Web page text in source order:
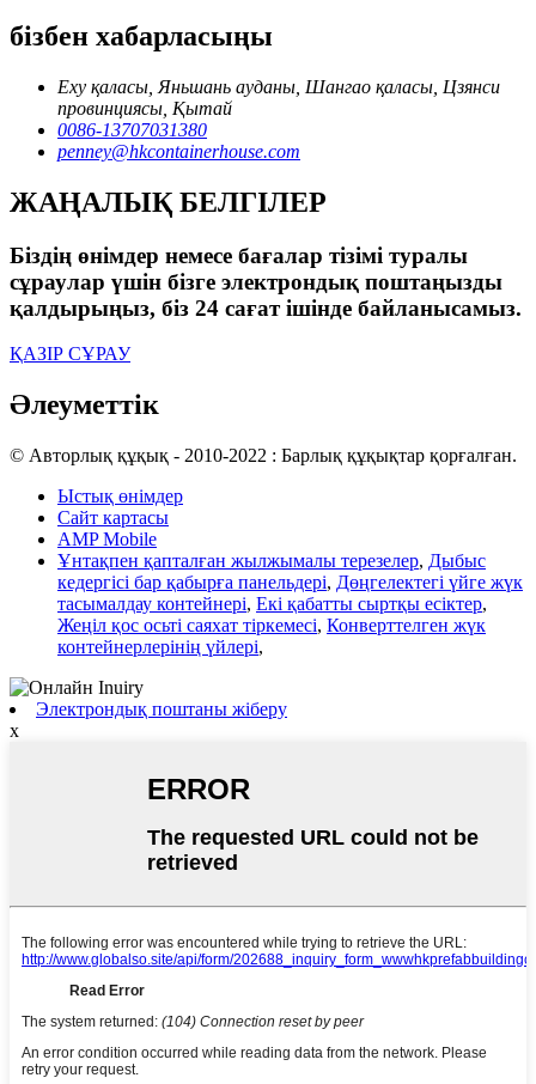
бізбен хабарласыңы
Еху қаласы, Яньшань ауданы, Шангао қаласы, Цзянси
провинциясы, Қытай
0086-13707031380
penney@hkcontainerhouse.com
ЖАҢАЛЫҚ БЕЛГІЛЕР
Біздің өнімдер немесе бағалар тізімі туралы
сұраулар үшін бізге электрондық поштаңызды
қалдырыңыз, біз 24 сағат ішінде байланысамыз.
ҚАЗІР СҰРАУ
Әлеуметтік
© Авторлық құқық - 2010-2022 : Барлық құқықтар қорғалған.
Ыстық өнімдер
Сайт картасы
AMP Mobile
Ұнтақпен қапталған жылжымалы терезелер, Дыбыс
кедергісі бар қабырға панельдері, Дөңгелектегі үйге жүк
тасымалдау контейнері, Екі қабатты сыртқы есіктер,
Жеңіл қос осьті саяхат тіркемесі, Конверттелген жүк
контейнерлерінің үйлері,
Электрондық поштаны жіберу
x